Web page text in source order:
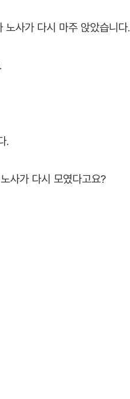
노사가 다시 마주 앉았습니다.
.
사가 다시 모였다고요?